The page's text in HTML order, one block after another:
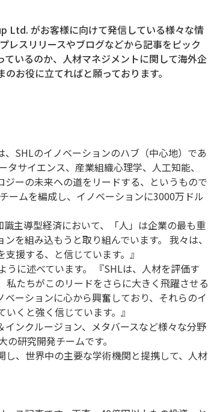
Ltd. がお客様に向けて発信している様々な情
レスリリースやブログなどから記事をピック
いるのか、人材マネジメントに関して海外企
お役に立てればと願っております。
SHLのイノベーションのハブ（中心地）であ
サイエンス、産業組織心理学、人工知能、
ーの未来への道をリードする、というもので
ームを編成し、イノベーションに3000万ドル
主導型経済において、「人」は企業の最も重
を組み込もうと取り組んでいます。 我々は、
援する、と信じています。』
に述べています。 『SHLは、人材を評価す
私たちがこのリードをさらに大きく飛躍させる
ーションに心から興奮しており、それらのイ
くと強く信じています。』
ンクルージョン、メタバースなど様々な分野
研究開発チームです。
、世界中の主要な学術機関と提携して、人材